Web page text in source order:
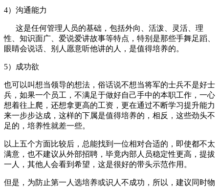
4） 沟通能力
这是任何管理人员的基础，包括外向、活泼、灵活、理
性、知识面广、爱说爱讲故事等特点，特别是那些手舞足蹈、
眼睛会说话、别人愿意听他讲的人，是值得培养的。
5） 成功欲
也可以叫想当领导的想法，俗话说不想当将军的士兵不是好士
兵，如果一个员工，不满足于做好自己手中的本职工作，一心
想着往上爬，还想拿更高的工资，更在通过不断学习提升能力
来一步步达成，这样的下属是值得培养的，相反，这些劲头不
足的，培养性就差一些。
以上五个方面比较后，总能找到一位相对合适的，即使都不太
满意，也不建议从外部招聘，毕竟内部人员稳定性更高，提拔
一人，其他人会看到希望，这是很好的带头示范作用。
但是，为防止第一人选培养或识人不成功，所以，建议同时物